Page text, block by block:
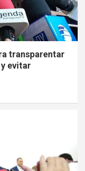
transparentar
evitar